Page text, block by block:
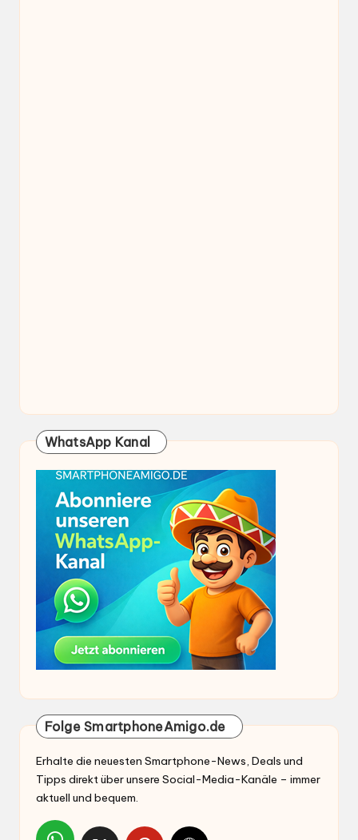
WhatsApp Kanal
Folge SmartphoneAmigo.de
Erhalte die neuesten Smartphone-News, Deals und
Tipps direkt über unsere Social-Media-Kanäle – immer
aktuell und bequem.